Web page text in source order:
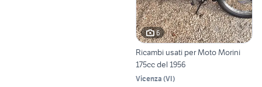
6
Ricambi usati per Moto Morini
175cc del 1956
Vicenza (VI)